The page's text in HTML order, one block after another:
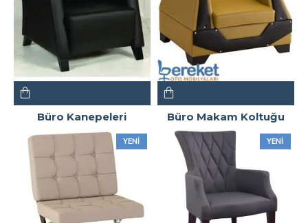
Büro Kanepeleri Büro Makam Koltuğu
YENI YENI